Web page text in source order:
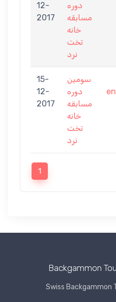
12-
2017
دوره
مسابقه
خانه
تخت
نرد
15-
12-
2017
سومین
دوره
مسابقه
خانه
تخت
نرد
1
Backgammon
Swiss Backgammon